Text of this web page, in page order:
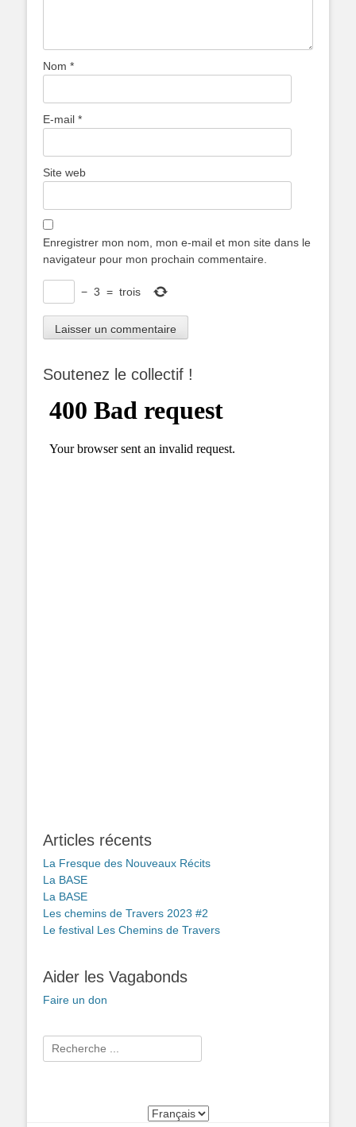
Nom *
E-mail *
Site web
Enregistrer mon nom, mon e-mail et mon site dans le
navigateur pour mon prochain commentaire.
− 3 = trois
Soutenez le collectif !
Articles récents
La Fresque des Nouveaux Récits
La BASE
La BASE
Les chemins de Travers 2023 #2
Le festival Les Chemins de Travers
Aider les Vagabonds
Faire un don
Rechercher :